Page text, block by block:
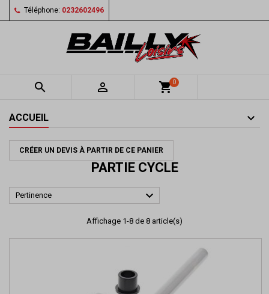
Téléphone: 0232602496
  shopping_cart0
ACCUEIL
CRÉER UN DEVIS À PARTIR DE CE PANIER
PARTIE CYCLE
Pertinence 
Affichage 1-8 de 8 article(s)